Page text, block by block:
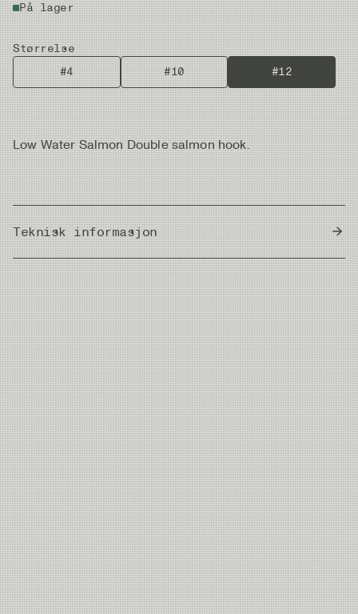
På lager
Størrelse
#4
#10 #12
Low Water Salmon Double salmon hook.
Teknisk informasjon
Country of Origin Japan